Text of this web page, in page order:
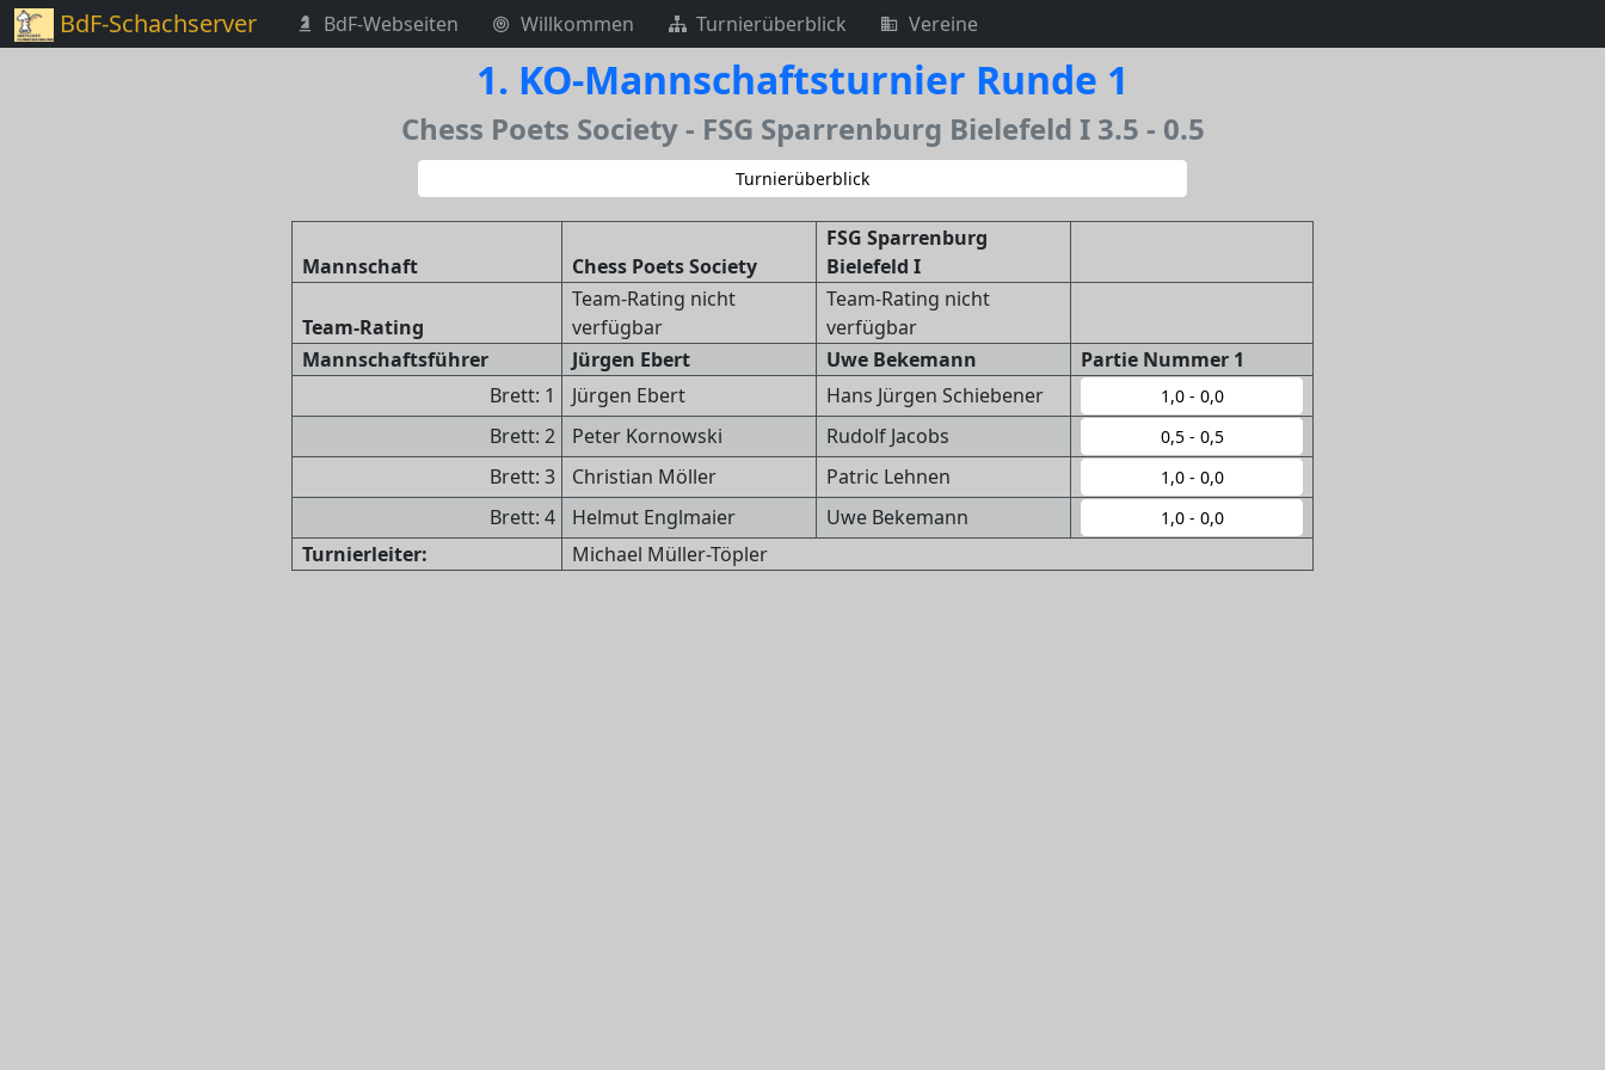
BdF-Schachserver BdF-Webseiten Willkommen Turnierüberblick Vereine
1. KO-Mannschaftsturnier Runde 1
Chess Poets Society - FSG Sparrenburg Bielefeld I 3.5 - 0.5
Turnierüberblick
Mannschaft Chess Poets Society
FSG Sparrenburg
Bielefeld I
Team-Rating
Team-Rating nicht
verfügbar
Team-Rating nicht
verfügbar
Mannschaftsführer
Jürgen Ebert Uwe Bekemann
Partie Nummer 1
Brett: 1
Jürgen Ebert Hans Jürgen Schiebener 1,0 - 0,0
Brett: 2 Peter Kornowski Rudolf Jacobs 0,5 - 0,5
Brett: 3 Christian Möller Patric Lehnen 1,0 - 0,0
Brett: 4 Helmut Englmaier Uwe Bekemann 1,0 - 0,0
Turnierleiter: Michael Müller-Töpler